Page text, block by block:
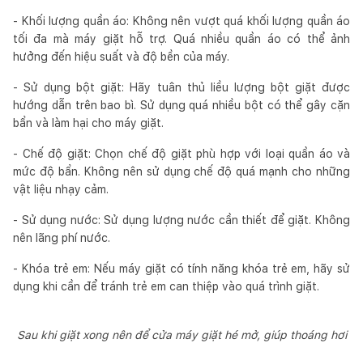
- Khối lượng quần áo: Không nên vượt quá khối lượng quần áo
tối đa mà máy giặt hỗ trợ. Quá nhiều quần áo có thể ảnh
hưởng đến hiệu suất và độ bền của máy.
- Sử dụng bột giặt: Hãy tuân thủ liều lượng bột giặt được
hướng dẫn trên bao bì. Sử dụng quá nhiều bột có thể gây cặn
bẩn và làm hại cho máy giặt.
- Chế độ giặt: Chọn chế độ giặt phù hợp với loại quần áo và
mức độ bẩn. Không nên sử dụng chế độ quá mạnh cho những
vật liệu nhạy cảm.
- Sử dụng nước: Sử dụng lượng nước cần thiết để giặt. Không
nên lãng phí nước.
- Khóa trẻ em: Nếu máy giặt có tính năng khóa trẻ em, hãy sử
dụng khi cần để tránh trẻ em can thiệp vào quá trình giặt.
Sau khi giặt xong nên để cửa máy giặt hé mở, giúp thoáng hơi